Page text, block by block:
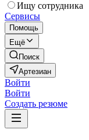
Ищу сотрудника
Сервисы
Помощь
Ещё
Поиск
Артезиан
Войти
Войти
Создать резюме